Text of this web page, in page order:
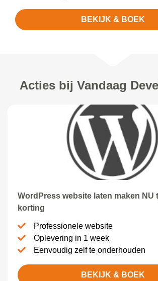
BEKIJK & BOEK
Acties bij Vandaag
WordPress website laten maken NU
korting
Professionele website
Oplevering in 1 week
Eenvoudig zelf te onderhouden
BEKIJK & BOEK